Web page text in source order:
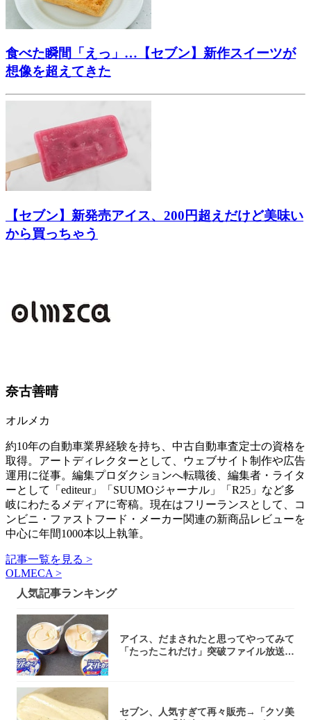
食べた瞬間「えっ」…【セブン】新作スイーツが
想像を超えてきた
【セブン】新発売アイス、200円超えだけど美味い
から買っちゃう
奈古善晴
オルメカ
約10年の自動車業界経験を持ち、中古自動車査定士の資格を
取得。アートディレクターとして、ウェブサイト制作や広告
運用に従事。編集プロダクションへ転職後、編集者・ライタ
ーとして「editeur」「SUUMOジャーナル」「R25」など多
岐にわたるメディアに寄稿。現在はフリーランスとして、コ
ンビニ・ファストフード・メーカー関連の新商品レビューを
中心に年間1000本以上執筆。
記事一覧を見る >
OLMECA >
人気記事ランキング
アイス、だまされたと思ってやってみて
「たったこれだけ」突破ファイル放送で
セブン、人気すぎて再々販売→「クソ美